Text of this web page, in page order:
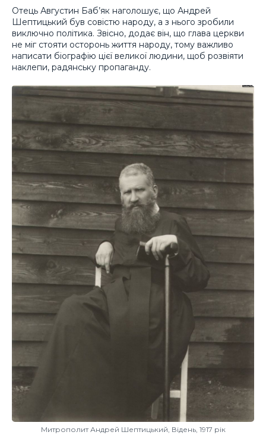
Отець Августин Баб’як наголошує, що Андрей
Шептицький був совістю народу, а з нього зробили
виключно політика. Звісно, додає він, що глава церкви
не міг стояти осторонь життя народу, тому важливо
написати біографію цієї великої людини, щоб розвіяти
наклепи, радянську пропаганду.
Митрополит Андрей Шептицький, Відень, 1917 рік